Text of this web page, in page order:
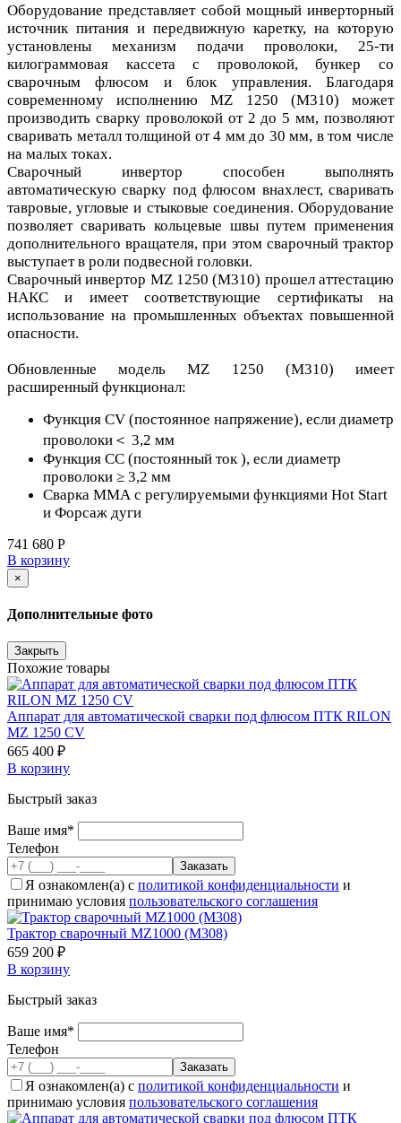
Оборудование представляет собой мощный инверторный
источник питания и передвижную каретку, на которую
установлены механизм подачи проволоки, 25-ти
килограммовая кассета с проволокой, бункер со
сварочным флюсом и блок управления. Благодаря
современному исполнению MZ 1250 (М310) может
производить сварку проволокой от 2 до 5 мм, позволяют
сваривать металл толщиной от 4 мм до 30 мм, в том числе
на малых токах.
Сварочный инвертор способен выполнять
автоматическую сварку под флюсом внахлест, сваривать
тавровые, угловые и стыковые соединения. Оборудование
позволяет сваривать кольцевые швы путем применения
дополнительного вращателя, при этом сварочный трактор
выступает в роли подвесной головки.
Сварочный инвертор MZ 1250 (М310) прошел аттестацию
НАКС и имеет соответствующие сертификаты на
использование на промышленных объектах повышенной
опасности.
Обновленные модель MZ 1250 (М310) имеет
расширенный функционал:
Функция СV (постоянное напряжение), если диаметр
проволоки＜ 3,2 мм
Функция СС (постоянный ток ), если диаметр
проволоки ≥ 3,2 мм
Сварка ММА с регулируемыми функциями Hot Start
и Форсаж дуги
741 680 Р
В корзину
×
Дополнительные фото
Закрыть
Похожие товары
Аппарат для автоматической сварки под флюсом ПТК RILON
MZ 1250 CV
665 400 ₽
В корзину
Быстрый заказ
Ваше имя*
Телефон
Я ознакомлен(а) с политикой конфиденциальности и
принимаю условия пользовательского соглашения
Трактор сварочный MZ1000 (M308)
659 200 ₽
В корзину
Быстрый заказ
Ваше имя*
Телефон
Я ознакомлен(а) с политикой конфиденциальности и
принимаю условия пользовательского соглашения